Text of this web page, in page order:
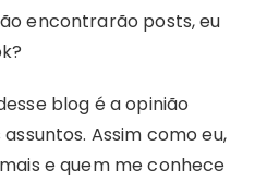
encontrarão posts, eu
blog é a opinião
Assim como eu,
e quem me conhece